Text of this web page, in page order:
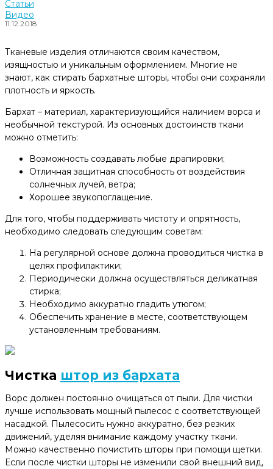
Статьи
Видео
11.12.2018
Тканевые изделия отличаются своим качеством,
изящностью и уникальным оформлением. Многие не
знают, как стирать бархатные шторы, чтобы они сохраняли
плотность и яркость.
Бархат – материал, характеризующийся наличием ворса и
необычной текстурой. Из основных достоинств ткани
можно отметить:
Возможность создавать любые драпировки;
Отличная защитная способность от воздействия
солнечных лучей, ветра;
Хорошее звукопоглащение.
Для того, чтобы поддерживать чистоту и опрятность,
необходимо следовать следующим советам:
На регулярной основе должна проводиться чистка в
целях профилактики;
Периодически должна осуществляться деликатная
стирка;
Необходимо аккуратно гладить утюгом;
Обеспечить хранение в месте, соответствующем
установленным требованиям.
Чистка штор из бархата
Ворс должен постоянно очищаться от пыли. Для чистки
лучше использовать мощный пылесос с соответствующей
насадкой. Пылесосить нужно аккуратно, без резких
движений, уделяя внимание каждому участку ткани.
Можно качественно почистить шторы при помощи щетки.
Если после чистки шторы не изменили свой внешний вид,